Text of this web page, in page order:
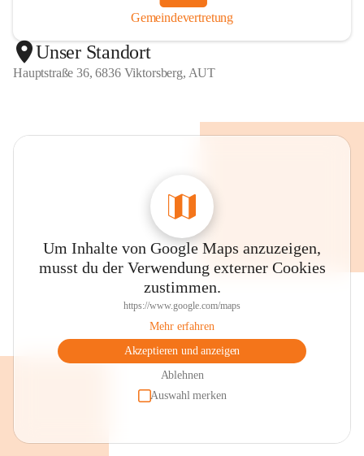
Gemeindevertretung
Unser Standort
Hauptstraße 36, 6836 Viktorsberg, AUT
Um Inhalte von Google Maps anzuzeigen,
musst du der Verwendung externer Cookies
zustimmen.
https://www.google.com/maps
Mehr erfahren
Akzeptieren und anzeigen
Ablehnen
Auswahl merken